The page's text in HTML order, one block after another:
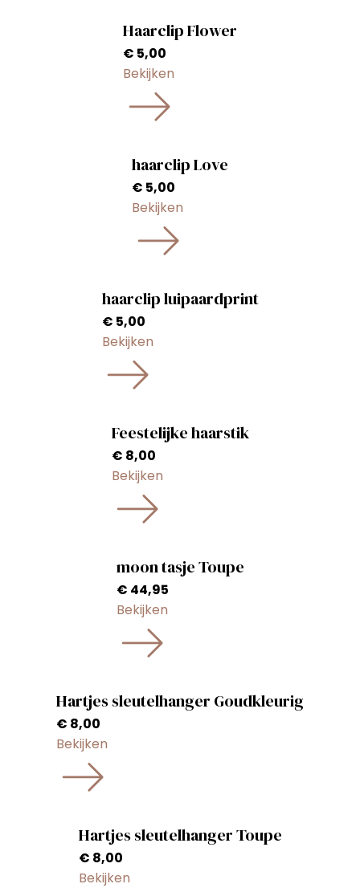
Haarclip Flower
€ 5,00
Bekijken
haarclip Love
€ 5,00
Bekijken
haarclip luipaardprint
€ 5,00
Bekijken
Feestelijke haarstik
€ 8,00
Bekijken
moon tasje Toupe
€ 44,95
Bekijken
Hartjes sleutelhanger Goudkleurig
€ 8,00
Bekijken
Hartjes sleutelhanger Toupe
€ 8,00
Bekijken